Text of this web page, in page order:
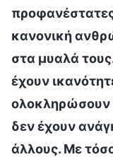
κανονική
στα μυαλά
έχουν
ολοκληρώσουν
δεν έχουν
άλλους. Με